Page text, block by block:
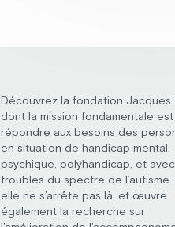
Découvrez la fondation Jacques
dont la mission fondamentale
répondre aux besoins des
en situation de handicap mental,
psychique, polyhandicap, et
troubles du spectre de l’autisme.
elle ne s’arrête pas là, et œuvre
également la recherche sur